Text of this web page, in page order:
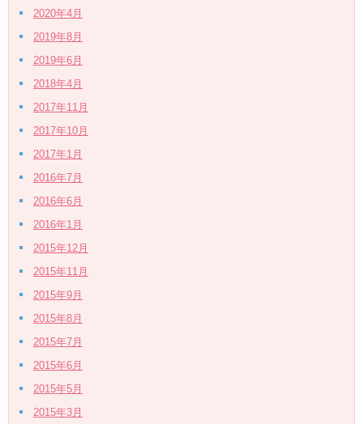
2020年4月
2019年8月
2019年6月
2018年4月
2017年11月
2017年10月
2017年1月
2016年7月
2016年6月
2016年1月
2015年12月
2015年11月
2015年9月
2015年8月
2015年7月
2015年6月
2015年5月
2015年3月